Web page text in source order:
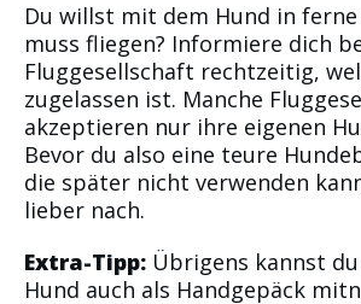
Du willst mit dem Hund in
muss fliegen? Informiere dich
Fluggesellschaft rechtzeitig,
zugelassen ist. Manche
akzeptieren nur ihre eigenen
Bevor du also eine teure
die später nicht verwenden
lieber nach.
Extra-Tipp: Übrigens kannst
Hund auch als Handgepäck